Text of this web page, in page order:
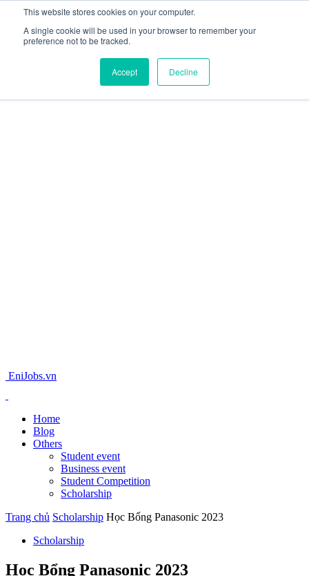
This website stores cookies on your computer.
A single cookie will be used in your browser to remember your
preference not to be tracked.
Accept Decline
EniJobs.vn
Home
Blog
Others
Student event
Business event
Student Competition
Scholarship
Trang chủ Scholarship Học Bổng Panasonic 2023
Scholarship
Học Bổng Panasonic 2023